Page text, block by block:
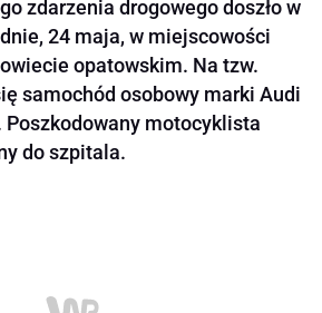
zdarzenia drogowego doszło w
24 maja, w miejscowości
opatowskim. Na tzw.
samochód osobowy marki Audi
motocyklista
do szpitala.